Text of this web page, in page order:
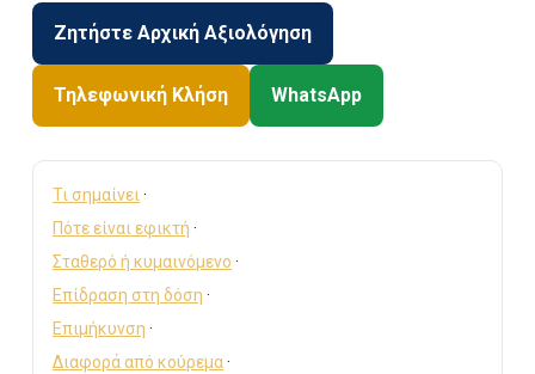
Ζητήστε Αρχική Αξιολόγηση
Τηλεφωνική Κλήση WhatsApp
Τι σημαίνει ·
Πότε είναι εφικτή ·
Σταθερό ή κυμαινόμενο ·
Επίδραση στη δόση ·
Επιμήκυνση ·
Διαφορά από κούρεμα·